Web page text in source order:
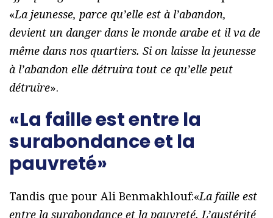
«La jeunesse, parce qu’elle est à l’abandon,
devient un danger dans le monde arabe et il va de
même dans nos quartiers. Si on laisse la jeunesse
à l’abandon elle détruira tout ce qu’elle peut
détruire».
«La faille est entre la
surabondance et la
pauvreté»
Tandis que pour Ali Benmakhlouf:«La faille est
entre la surabondance et la pauvreté. L’austérité